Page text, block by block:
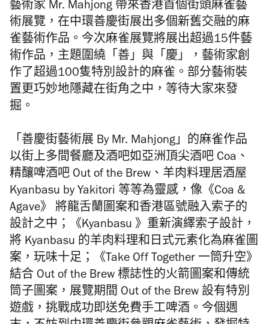
藝術家 Mr. Mahjong 帶來香港首個街頭麻雀藝
術展覽，在中環善慶街展出多個新舊交融的麻
雀藝術作品。今次麻雀展覽將展出超過15件藝
術作品，主題圍繞「善」與「慶」，藝術家創
作了超過100隻特別設計的麻雀。部分藝術裝
置更巧妙地隱藏在街角之中，等待大家來發
掘。
「善慶街藝術展 By Mr. Mahjong」的麻雀作品
以街上多間餐廳及酒吧如亞洲頂尖酒吧 Coa、
精釀啤酒吧 Out of the Brew、羊肉料理居酒屋
Kyanbasu by Yakitori 等等為靈感，像《Coa &
Agave》 將龍舌蘭圖案和香港區號融入索子的
設計之中；《Kyanbasu 》重新演繹索子設計，
將 Kyanbasu 的羊肉料理和日式元素化為麻雀圖
案，玩味十足；《Take Off Together 一筒升空》
結合 Out of the Brew 標誌性的火箭圖案和傳統
筒子圖案，展覽期間 Out of the Brew 設有特別
遊戲，挑戰成功即送免費手工啤酒。今個週